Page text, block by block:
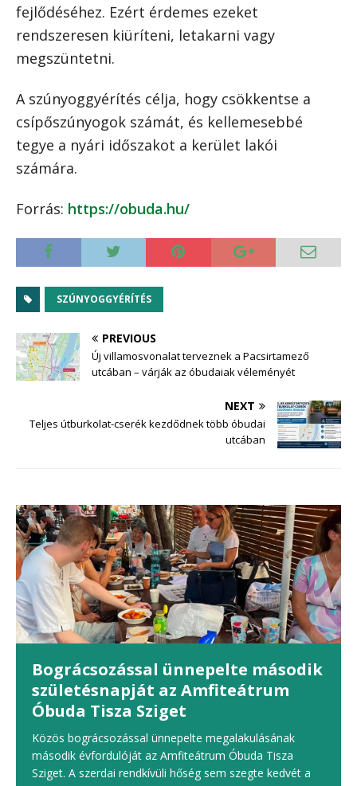
fejlődéséhez. Ezért érdemes ezeket
rendszeresen kiüríteni, letakarni vagy
megszüntetni.
A szúnyoggyérítés célja, hogy csökkentse a
csípőszúnyogok számát, és kellemesebbé
tegye a nyári időszakot a kerület lakói
számára.
Forrás: https://obuda.hu/
SZÚNYOGGYÉRÍTÉS
PREVIOUS
Új villamosvonalat terveznek a Pacsirtamező
utcában – várják az óbudaiak véleményét
NEXT
Teljes útburkolat-cserék kezdődnek több óbudai
utcában
Bográcsozással ünnepelte második
születésnapját az Amfiteátrum
Óbuda Tisza Sziget
Közös bográcsozással ünnepelte megalakulásának
második évfordulóját az Amfiteátrum Óbuda Tisza
Sziget. A szerdai rendkívüli hőség sem szegte kedvét a